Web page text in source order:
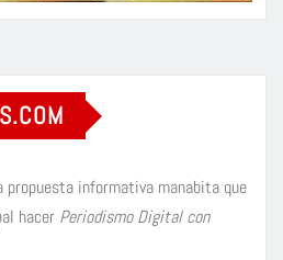
propuesta informativa manabita que
hacer Periodismo Digital con